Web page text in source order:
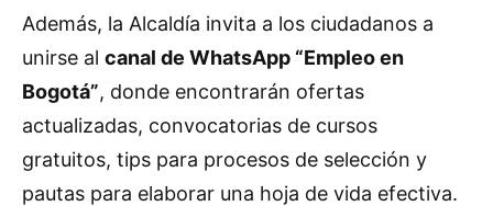
Además, la Alcaldía invita a los ciudadanos a
unirse al canal de WhatsApp “Empleo en
Bogotá”, donde encontrarán ofertas
actualizadas, convocatorias de cursos
gratuitos, tips para procesos de selección y
pautas para elaborar una hoja de vida efectiva.